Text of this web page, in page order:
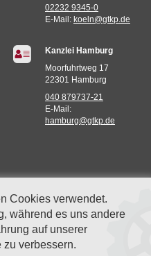
02232 9345-0
E-Mail: koeln@gtkp.de
Kanzlei Hamburg
Moorfuhrtweg 17
22301 Hamburg
040 879737-21
E-Mail:
hamburg@gtkp.de
Cookies verwendet.
während es uns andere
auf unserer
zu verbessern.